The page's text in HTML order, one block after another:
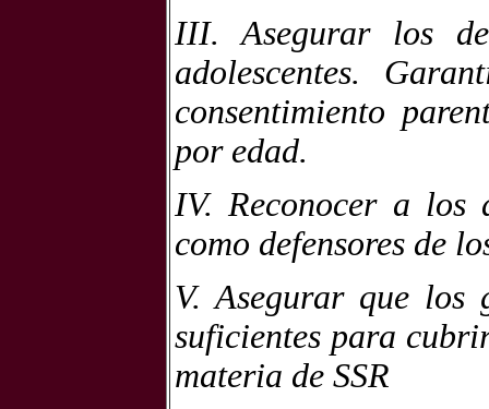
III. Asegurar los
adolescentes.
consentimiento
por edad.
IV. Reconocer a los
como defensores de
V. Asegurar que los
suficientes para
materia de SSR